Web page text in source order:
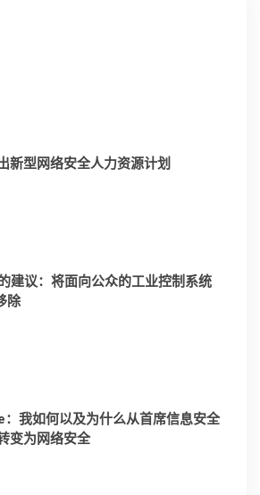
新型网络安全人力资源计划
建议：将面向公众的工业控制系统
除
我如何以及为什么从首席信息安全
变为网络安全